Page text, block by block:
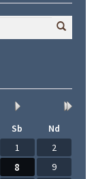
Miesiąc
Rok
Sb
Nd
1
2
8
9